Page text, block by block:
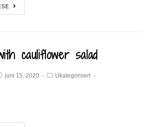
cauliflower salad
juni 15, 2020
Ukategorisert